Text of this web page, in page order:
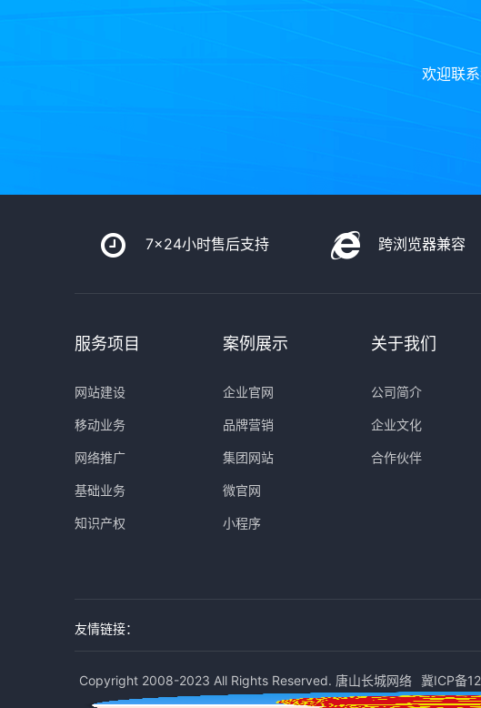
欢迎联
7x24小时售后支持 跨浏览器兼容
服务项目
网站建设
移动业务
网络推广
基础业务
知识产权
案例展示
企业官网
品牌营销
集团网站
微官网
小程序
关于我们
公司简介
企业文化
合作伙伴
友情链接：
Copyright 2008-2023 All Rights Reserved. 唐山长城网络 冀ICP备